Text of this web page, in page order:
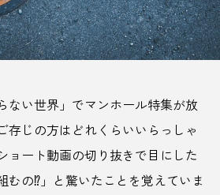
CBJ Sauna Award 2024
DASSAI EC
ない世界」でマンホール特集が放
存じの方はどれくらいいらっしゃ
ョート動画の切り抜きで目にした
むの⁉」と驚いたことを覚えていま